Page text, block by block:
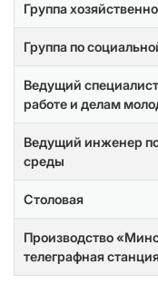
Группа
Группа по
Ведущий
работе и делам
Ведущий инженер
среды
Столовая
Производство
телеграфная